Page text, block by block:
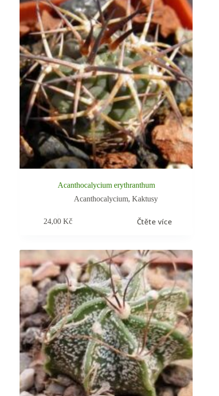
Acanthocalycium erythranthum
Acanthocalycium,Kaktusy
24,00Kč Čtěte více